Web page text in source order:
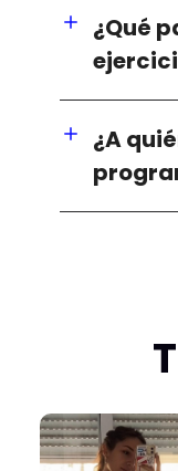
¿Qué
¿A